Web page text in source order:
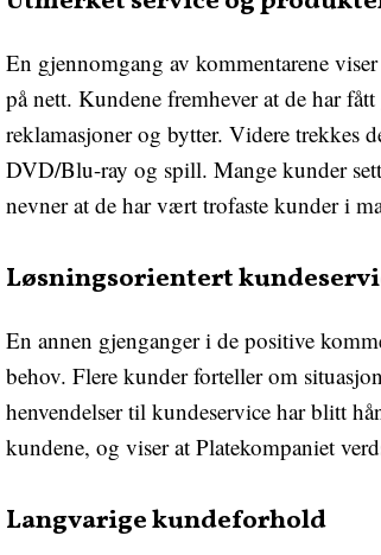
En gjennomgang av kommentarene
på nett. Kundene fremhever at de har
reklamasjoner og bytter. Videre trekkes
DVD/Blu-ray og spill. Mange kunder
nevner at de har vært trofaste kunder i
Løsningsorientert
En annen gjenganger i de positive
behov. Flere kunder forteller om
henvendelser til kundeservice har blitt
kundene, og viser at Platekompaniet
Langvarige kundeforhold